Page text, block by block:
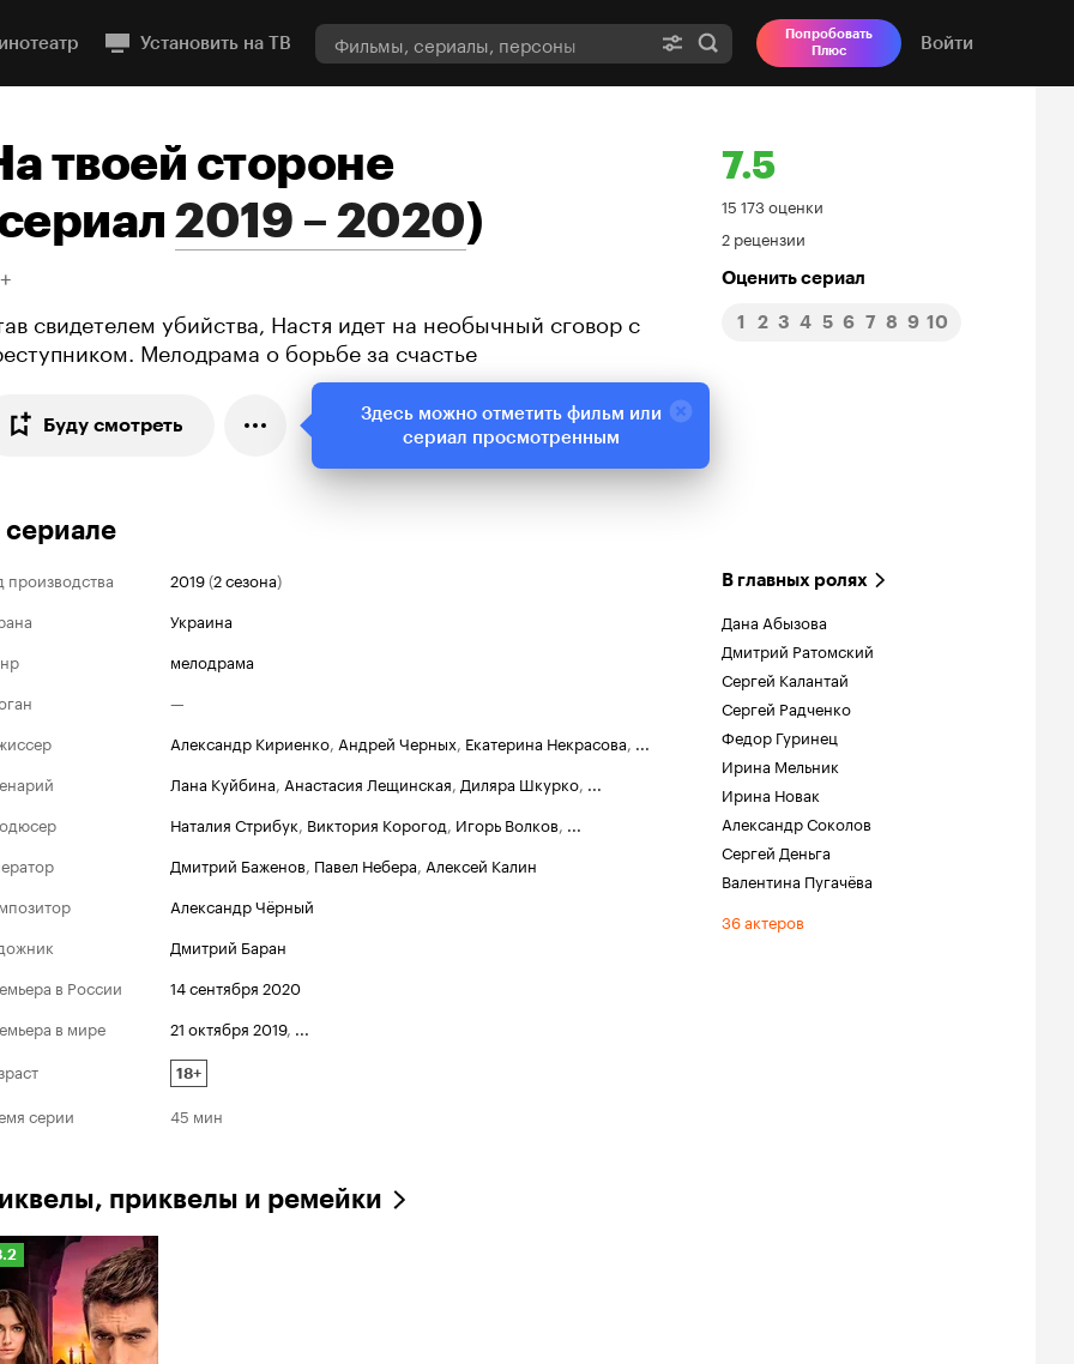
Установить на ТВ
Попробовать
Плюс
Войти
твоей стороне
2019 – 2020)
свидетелем убийства, Настя идет на необычный сговор с
Мелодрама о борьбе за счастье
Буду смотреть
7.5
Рейтинг
Кинопоиска
7.5
15 173 оценки
2 рецензии
Оценить сериал
1 2 3 4 5 6 7 8 9 10
производства 2019(2 сезона)
Украина
мелодрама
—
Александр Кириенко, Андрей Черных, Екатерина Некрасова, ...
Лана Куйбина, Анастасия Лещинская, Диляра Шкурко, ...
Наталия Стрибук, Виктория Корогод, Игорь Волков, ...
Дмитрий Баженов, Павел Небера, Алексей Калин
Александр Чёрный
Дмитрий Баран
в России
14 сентября 2020
в мире
21 октября 2019, ...
18+
серии 45 мин
В главных ролях
Дана Абызова
Дмитрий Ратомский
Сергей Калантай
Сергей Радченко
Федор Гуринец
Ирина Мельник
Ирина Новак
Александр Соколов
Сергей Деньга
Валентина Пугачёва
36 актеров
приквелы и ремейки
Кинопоиска
Здесь можно отметить фильм или
сериал просмотренным